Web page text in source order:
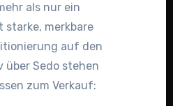
als nur ein
starke, merkbare
auf den
über Sedo stehen
zum Verkauf: